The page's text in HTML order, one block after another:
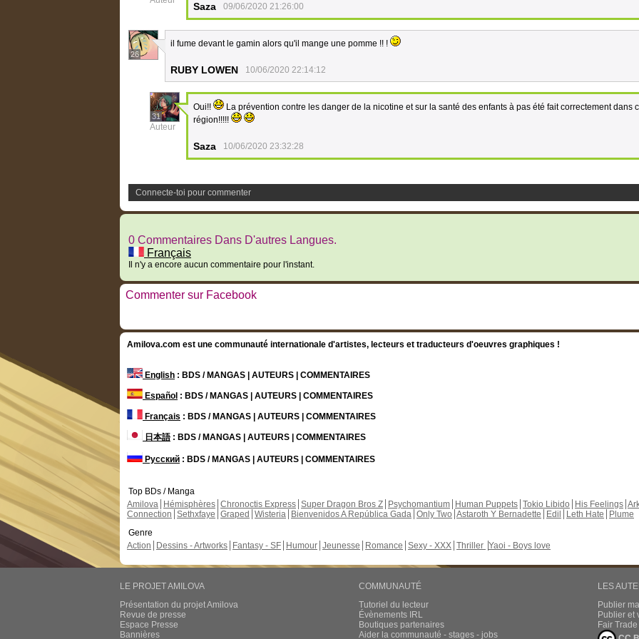
Saza 09/06/2020 21:26:00
26
il fume devant le gamin alors qu'il mange une pomme !! !
RUBY LOWEN 10/06/2020 22:14:12
31
Auteur
Oui!!
La prévention contre les danger de la nicotine et sur la santé des enfants à pas été fait correctement dans
région!!!!!
Saza 10/06/2020 23:32:28
Connecte-toi pour commenter
0 Commentaires Dans D'autres Langues.
Français
Il n'y a encore aucun commentaire pour l'instant.
Commenter sur Facebook
Amilova.com est une communauté internationale d'artistes, lecteurs et traducteurs d'oeuvres graphiques !
English : BDS / MANGAS | AUTEURS | COMMENTAIRES
Español : BDS / MANGAS | AUTEURS | COMMENTAIRES
Français : BDS / MANGAS | AUTEURS | COMMENTAIRES
日本語: BDS / MANGAS | AUTEURS | COMMENTAIRES
Русский : BDS / MANGAS | AUTEURS | COMMENTAIRES
Top BDs / Manga
Amilova
Hémisphères Chronoctis Express Super Dragon Bros Z Psychomantium Human Puppets Tokio Libido His Feelings
Connection Sethxfaye Graped Wisteria Bienvenidos A República Gada Only Two Astaroth Y Bernadette Edil Leth Hate
Plume
Genre
Action
Dessins - Artworks Fantasy - SF Humour Jeunesse Romance Sexy - XXX Thriller Yaoi - Boys love
LE PROJET AMILOVA
Présentation du projet Amilova
Revue de presse
Espace Presse
Bannières
COMMUNAUTÉ
Tutoriel du lecteur
Évènements IRL
Boutiques partenaires
Aider la communauté - stages - jobs
LES
Publier
Publier et
Fair